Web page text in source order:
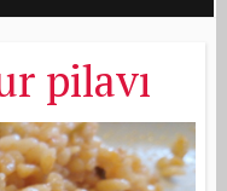
pilavı